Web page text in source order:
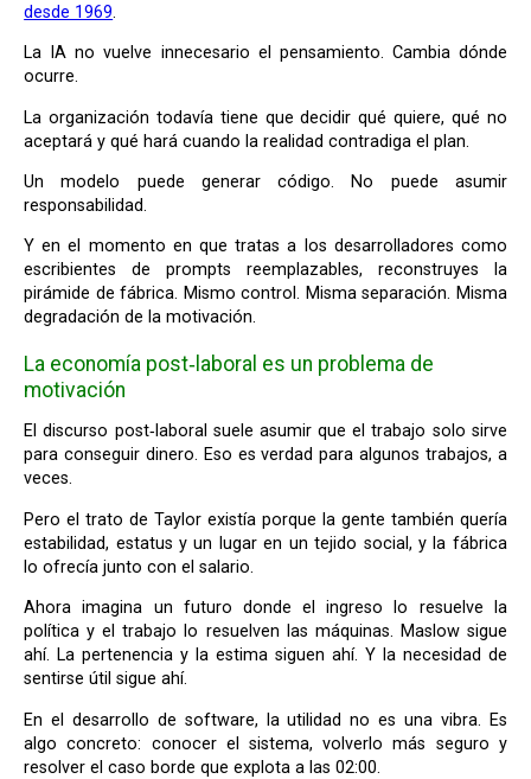
desde 1969.
La IA no vuelve innecesario el pensamiento. Cambia dónde
ocurre.
La organización todavía tiene que decidir qué quiere, qué no
aceptará y qué hará cuando la realidad contradiga el plan.
Un modelo puede generar código. No puede asumir
responsabilidad.
Y en el momento en que tratas a los desarrolladores como
escribientes de prompts reemplazables, reconstruyes la
pirámide de fábrica. Mismo control. Misma separación. Misma
degradación de la motivación.
La economía post‑laboral es un problema de
motivación
El discurso post‑laboral suele asumir que el trabajo solo sirve
para conseguir dinero. Eso es verdad para algunos trabajos, a
veces.
Pero el trato de Taylor existía porque la gente también quería
estabilidad, estatus y un lugar en un tejido social, y la fábrica
lo ofrecía junto con el salario.
Ahora imagina un futuro donde el ingreso lo resuelve la
política y el trabajo lo resuelven las máquinas. Maslow sigue
ahí. La pertenencia y la estima siguen ahí. Y la necesidad de
sentirse útil sigue ahí.
En el desarrollo de software, la utilidad no es una vibra. Es
algo concreto: conocer el sistema, volverlo más seguro y
resolver el caso borde que explota a las 02:00.